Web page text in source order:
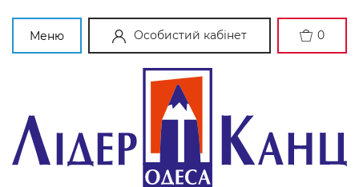
Меню Особистий кабінет 0